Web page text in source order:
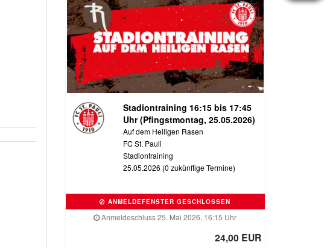
Stadiontraining 16:15 bis 17:45
Uhr (Pfingstmontag, 25.05.2026)
Auf dem Heiligen Rasen
FC St. Pauli
Stadiontraining
25.05.2026 (0 zukünftige Termine)
ANMELDEFENSTER GESCHLOSSEN
Anmeldeschluss 25. Mai 2026, 16:15 Uhr
24,00 EUR